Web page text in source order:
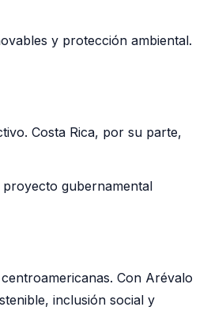
y protección ambiental.
Costa Rica, por su parte,
proyecto gubernamental
Con Arévalo
inclusión social y